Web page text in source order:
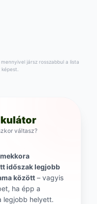
jársz rosszabbul a lista
váltasz?
mekkora
időszak legjobb
között – vagyis
ha épp a
legjobb helyett.